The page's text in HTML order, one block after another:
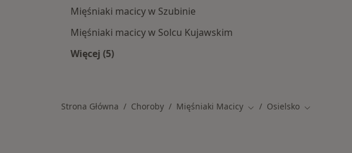
Mięśniaki macicy w Szubinie
Mięśniaki macicy w Solcu Kujawskim
Więcej (5)
Strona Główna Choroby Mięśniaki Macicy Zmień miasto
Osielsko Zmień miasto